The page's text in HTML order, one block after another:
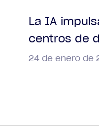
La IA
centros de
24 de enero de